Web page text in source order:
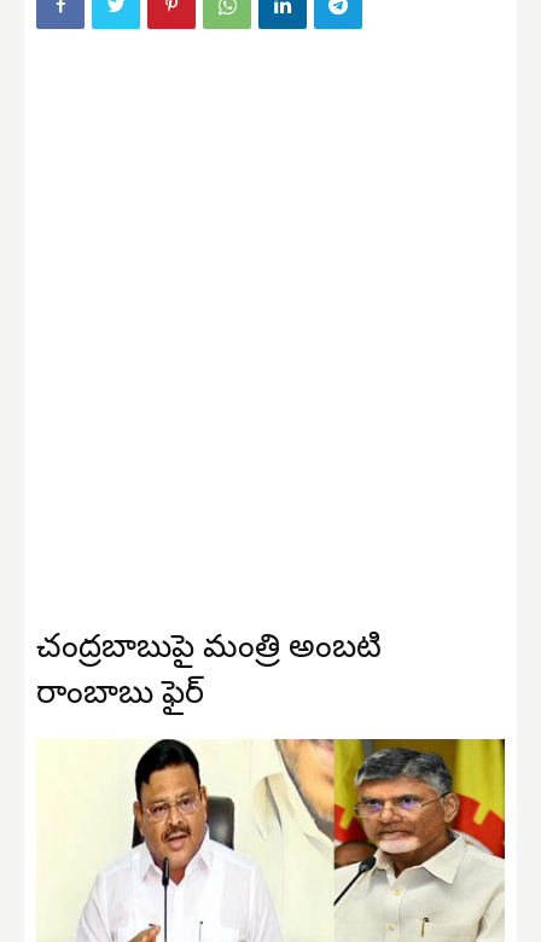
చంద్రబాబుపై మంత్రి అంబటి
రాంబాబు ఫైర్‌